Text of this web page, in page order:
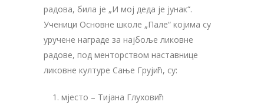
радова, била је „И мој деда је јунак“.
Ученици Основне школе „Пале“ којима су
уручене награде за најбоље ликовне
радове, под менторством наставнице
ликовне културе Сање Грујић, су:
мјесто – Тијана Глуховић